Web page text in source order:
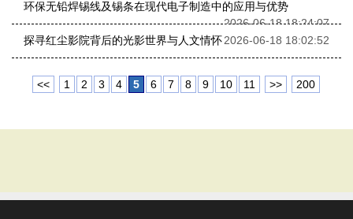
环保无铅焊锡线及锡条在现代电子制造中的应用与优势
2026-06-18 18:24:07
探寻红尘影院背后的光影世界与人文情怀2026-06-18 18:02:52
<< 1 2 3 4 5 6 7 8 9 10 11 >> 200